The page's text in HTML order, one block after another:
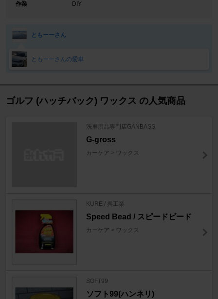
作業
DIY
ともーーさん
ともーーさんの愛車
ゴルフ (ハッチバック) ワックス の人気商品
洗車用品専門店GANBASS
G-gross
カーケア > ワックス
KURE / 呉工業
Speed Bead / スピードビード
カーケア > ワックス
SOFT99
ソフト99(ハンネリ)